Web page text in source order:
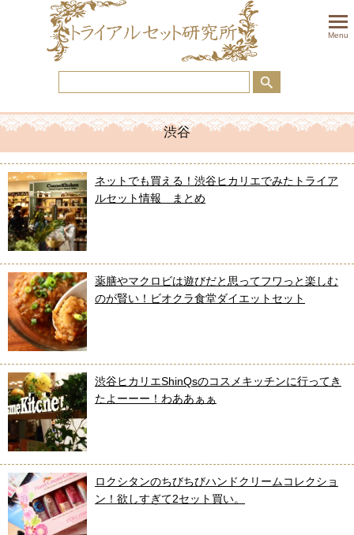
Menu
渋谷
ネットでも買える！渋谷ヒカリエでみたトライア
ルセット情報 まとめ
薬膳やマクロビは遊びだと思ってフワっと楽しむ
のが賢い！ビオクラ食堂ダイエットセット
渋谷ヒカリエShinQsのコスメキッチンに行ってき
たよーーー！わああぁぁ
ロクシタンのちびちびハンドクリームコレクショ
ン！欲しすぎて2セット買い。